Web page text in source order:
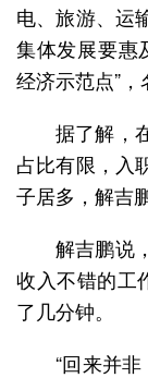
电、旅游、运
集体发展要惠
经济示范点”，
据了解，
占比有限，入
子居多，解吉
解吉鹏说
收入不错的工
了几分钟。
“回来并